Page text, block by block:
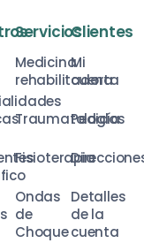
Servicios
Medicina
rehabilitadora
Traumatología
Fisioterapia
Ondas
de
Choque
Clientes
Mi
cuenta
Pedidos
Detalles
de la
cuenta